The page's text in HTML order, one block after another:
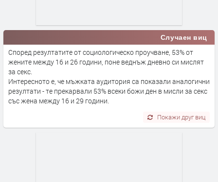
Случаен виц
Според резултатите от социологическо проучване, 53% от
жените между 16 и 26 години, поне веднъж дневно си мислят
за секс.
Интересното е, че мъжката аудитория са показали аналогични
резултати - те прекарвали 53% всеки божи ден в мисли за секс
със жена между 16 и 29 години.
Покажи друг виц